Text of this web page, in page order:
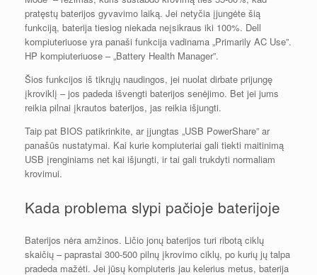
pratęstų baterijos gyvavimo laiką. Jei netyčia įjungėte šią
funkciją, baterija tiesiog niekada neįsikraus iki 100%. Dell
kompiuteriuose yra panaši funkcija vadinama „Primarily AC Use”.
HP kompiuteriuose – „Battery Health Manager”.
Šios funkcijos iš tikrųjų naudingos, jei nuolat dirbate prijungę
įkroviklį – jos padeda išvengti baterijos senėjimo. Bet jei jums
reikia pilnai įkrautos baterijos, jas reikia išjungti.
Taip pat BIOS patikrinkite, ar įjungtas „USB PowerShare” ar
panašūs nustatymai. Kai kurie kompiuteriai gali tiekti maitinimą
USB įrenginiams net kai išjungti, ir tai gali trukdyti normaliam
krovimui.
Kada problema slypi pačioje baterijoje
Baterijos nėra amžinos. Ličio jonų baterijos turi ribotą ciklų
skaičių – paprastai 300-500 pilnų įkrovimo ciklų, po kurių jų talpa
pradeda mažėti. Jei jūsų kompiuteris jau kelerius metus, baterija